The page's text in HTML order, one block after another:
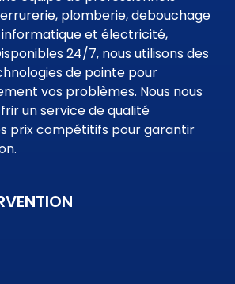
plomberie, debouchage
et électricité,
24/7, nous utilisons des
de pointe pour
vos problèmes. Nous nous
un service de qualité
prix compétitifs pour garantir